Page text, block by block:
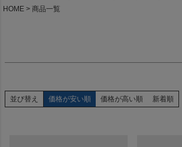
HOME 商品一覧
並び替え 価格が安い順 価格が高い順 新着順